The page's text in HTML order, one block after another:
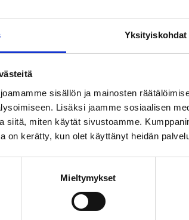
Yksityiskohdat
sisällön ja mainosten
Lisäksi jaamme sosiaalisen
siitä, miten käytät sivustoamme.
on kerätty, kun olet käyttänyt heidän
Mieltymykset
Turbo Thunder
1,90€
3kpl/pkt